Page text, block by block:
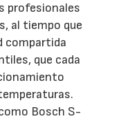
profesionales
al tiempo que
compartida
que cada
Bosch S-